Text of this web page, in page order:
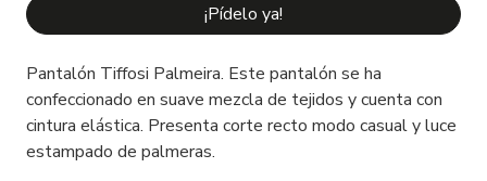
¡Pídelo ya!
Pantalón Tiffosi Palmeira. Este pantalón se ha
confeccionado en suave mezcla de tejidos y cuenta con
cintura elástica. Presenta corte recto modo casual y luce
estampado de palmeras.